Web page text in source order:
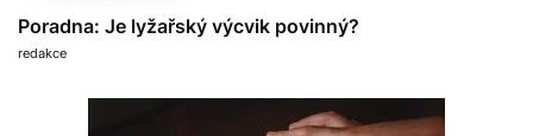
Poradna: Je lyžařský výcvik povinný?
redakce